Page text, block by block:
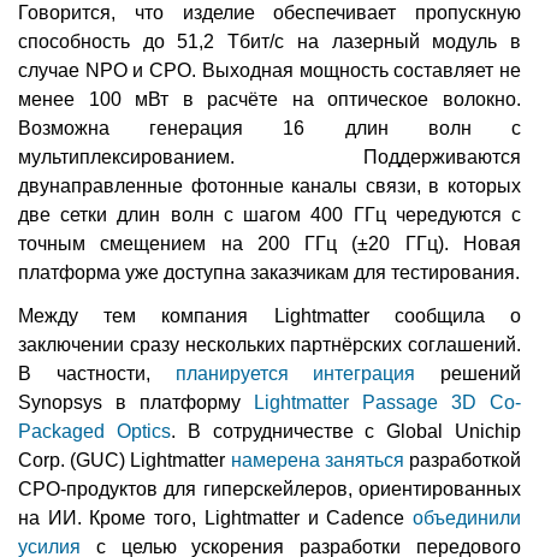
Говорится, что изделие обеспечивает пропускную
способность до 51,2 Тбит/с на лазерный модуль в
случае NPO и CPO. Выходная мощность составляет не
менее 100 мВт в расчёте на оптическое волокно.
Возможна генерация 16 длин волн с
мультиплексированием. Поддерживаются
двунаправленные фотонные каналы связи, в которых
две сетки длин волн с шагом 400 ГГц чередуются с
точным смещением на 200 ГГц (±20 ГГц). Новая
платформа уже доступна заказчикам для тестирования.
Между тем компания Lightmatter сообщила о
заключении сразу нескольких партнёрских соглашений.
В частности, планируется интеграция решений
Synopsys в платформу
Lightmatter Passage 3D Co-
Packaged Optics. В сотрудничестве с Global Unichip
Corp. (GUC) Lightmatter намерена заняться разработкой
CPO-продуктов для гиперскейлеров, ориентированных
на ИИ. Кроме того, Lightmatter и Cadence объединили
усилия с целью ускорения разработки передового